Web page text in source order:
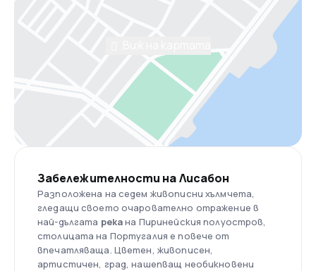
Забележителности на Лисабон
Разположена на седем живописни хълмчета,
гледащи своето очарователно отражение в
най-дългата рекана Пиринейския полуостров,
столицата на Португалия е повече от
впечатляваща. Цветен, живописен,
артистичен, град, нашепващ необикновени